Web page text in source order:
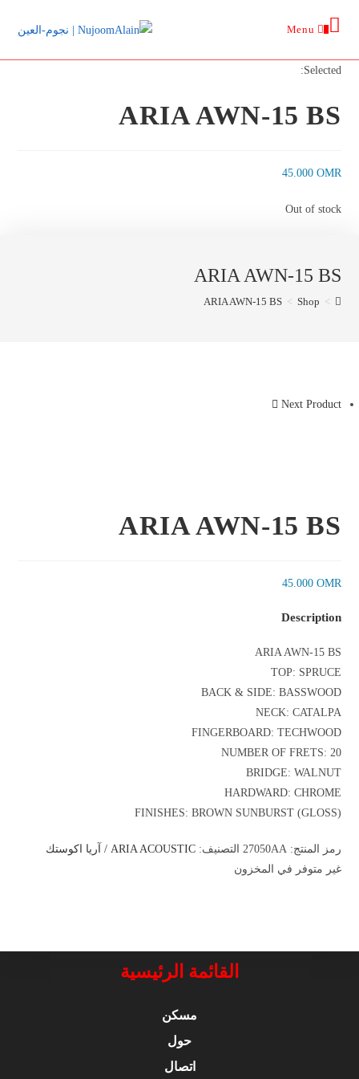
Menu
Selected:
ARIA AWN-15 BS
45.000 OMR
Out of stock
ARIA AWN-15 BS
>
Shop
>
ARIA AWN-15 BS
Next Product
ARIA AWN-15 BS
45.000 OMR
Description
ARIA AWN-15 BS
TOP: SPRUCE
BACK & SIDE: BASSWOOD
NECK: CATALPA
FINGERBOARD: TECHWOOD
NUMBER OF FRETS: 20
BRIDGE: WALNUT
HARDWARD: CHROME
FINISHES: BROWN SUNBURST (GLOSS)
رمز المنتج:27050AA التصنيف:ARIA ACOUSTIC / آريا اكوستك
غير متوفر في المخزون
القائمة الرئيسية
مسكن
حول
اتصال